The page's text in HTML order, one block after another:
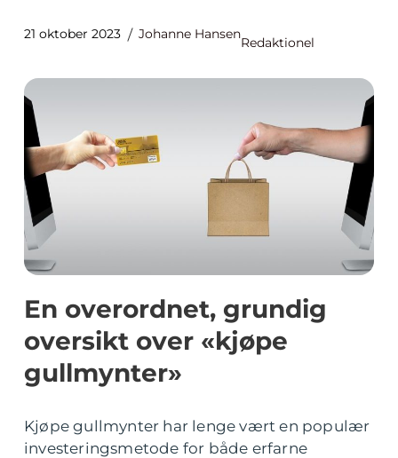
21 oktober 2023 Johanne Hansen
Redaktionel
En overordnet, grundig
oversikt over «kjøpe
gullmynter»
Kjøpe gullmynter har lenge vært en populær
investeringsmetode for både erfarne